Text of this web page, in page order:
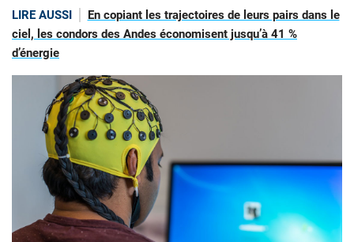
LIRE AUSSI
En copiant les trajectoires de leurs pairs dans le
ciel, les condors des Andes économisent jusqu’à 41 %
d’énergie